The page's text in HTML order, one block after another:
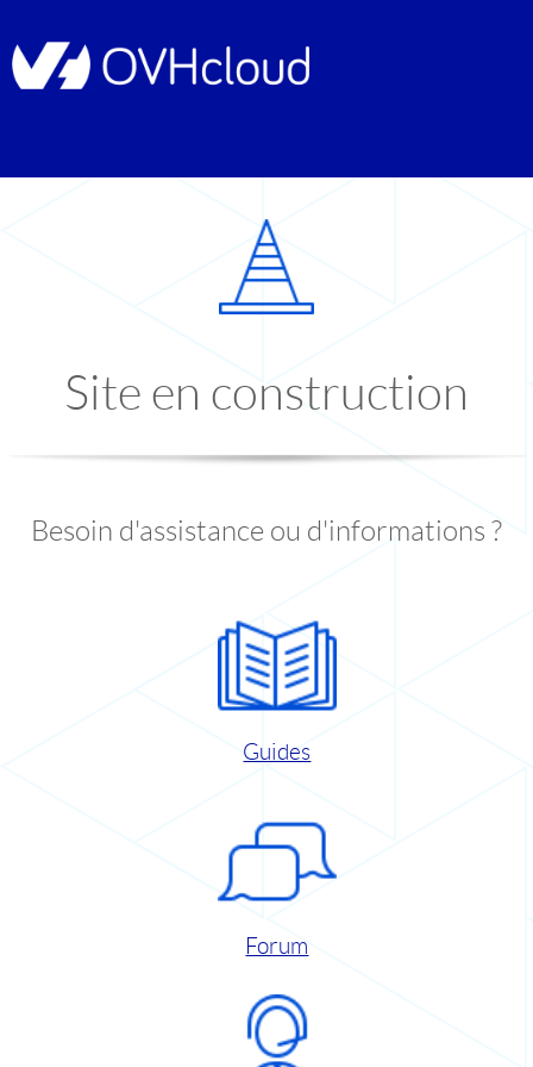
Site en construction
Besoin d'assistance ou d'informations ?
Guides
Forum